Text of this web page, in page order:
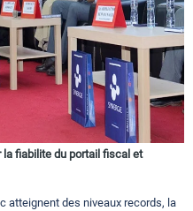
la fiabilite du portail fiscal et
atteignent des niveaux records, la